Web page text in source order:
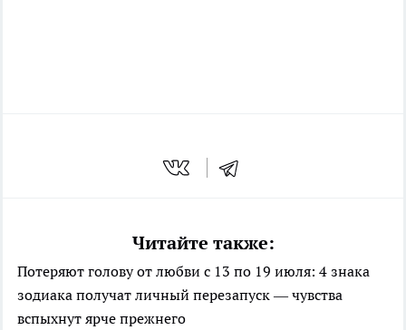
Читайте также:
Потеряют голову от любви с 13 по 19 июля: 4 знака
зодиака получат личный перезапуск — чувства
вспыхнут ярче прежнего